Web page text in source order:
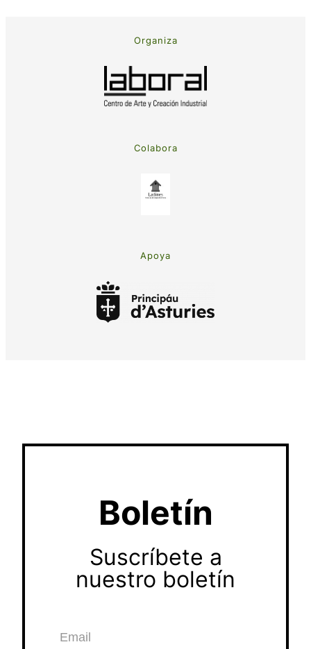
Organiza
Colabora
Apoya
Boletín
Suscríbete a
nuestro boletín